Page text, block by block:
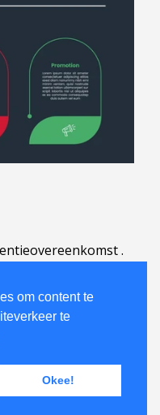
om content te
te
Okee!
.
| Português
|